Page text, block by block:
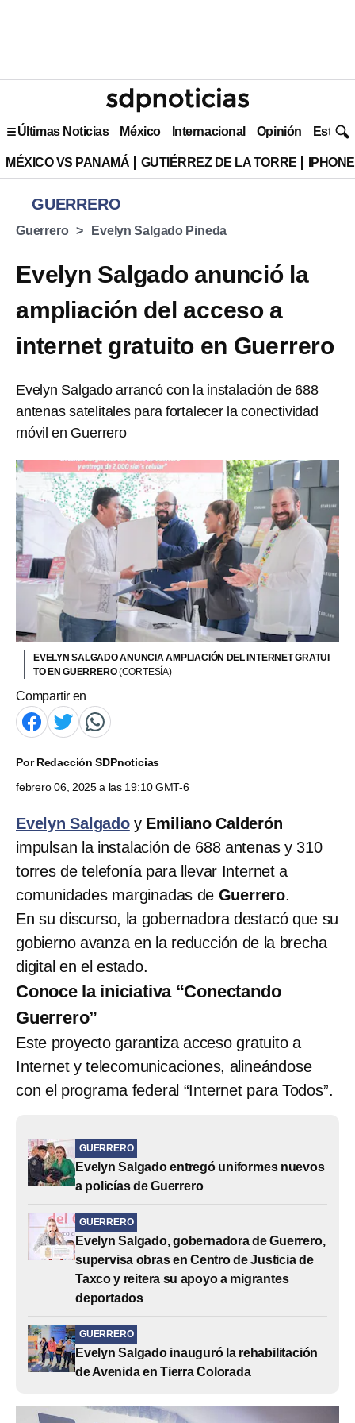
Últimas Noticias México Internacional Opinión Estilo
MÉXICO VS PANAMÁ GUTIÉRREZ DE LA TORRE
GUERRERO
Guerrero Evelyn Salgado Pineda
Evelyn Salgado anunció la
ampliación del acceso a
internet gratuito en Guerrero
Evelyn Salgado arrancó con la instalación de 688
antenas satelitales para fortalecer la conectividad
móvil en Guerrero
EVELYN SALGADO ANUNCIA AMPLIACIÓN DEL INTERNET GRATUI
TO EN GUERRERO(CORTESÍA)
Compartir en
PorRedacción SDPnoticias
febrero 06, 2025 a las 19:10 GMT-6
Evelyn Salgadoy Emiliano Calderón
impulsan la instalación de 688 antenas y 310
torres de telefonía para llevar Internet a
comunidades marginadas de Guerrero.
En su discurso, la gobernadora destacó que su
gobierno avanza en la reducción de la brecha
digital en el estado.
Conoce la iniciativa “Conectando
Guerrero”
Este proyecto garantiza acceso gratuito a
Internet y telecomunicaciones, alineándose
con el programa federal “Internet para Todos”.
GUERRERO
Evelyn Salgado entregó uniformes nuevos
a policías de Guerrero
GUERRERO
Evelyn Salgado, gobernadora de Guerrero,
supervisa obras en Centro de Justicia de
Taxco y reitera su apoyo a migrantes
deportados
GUERRERO
Evelyn Salgado inauguró la rehabilitación
de Avenida en Tierra Colorada